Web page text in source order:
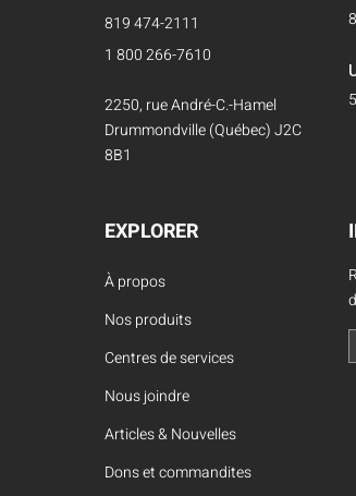
819 474-2111
1 800 266-7610
2250, rue André-C.-Hamel
Drummondville (Québec) J2C
8B1
EXPLORER
À propos
Nos produits
Centres de services
Nous joindre
Articles & Nouvelles
Dons et commandites